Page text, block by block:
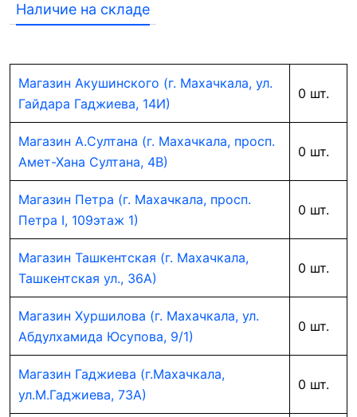
Наличие на складе
Магазин Акушинского (г. Махачкала, ул.
Гайдара Гаджиева, 14И)
0 шт.
Магазин А.Султана (г. Махачкала, просп.
Амет-Хана Султана, 4В)
0 шт.
Магазин Петра (г. Махачкала, просп.
Петра I, 109этаж 1)
0 шт.
Магазин Ташкентская (г. Махачкала,
Ташкентская ул., 36А)
0 шт.
Магазин Хуршилова (г. Махачкала, ул.
Абдулхамида Юсупова, 9/1)
0 шт.
Магазин Гаджиева (г.Махачкала,
ул.М.Гаджиева, 73А)
0 шт.